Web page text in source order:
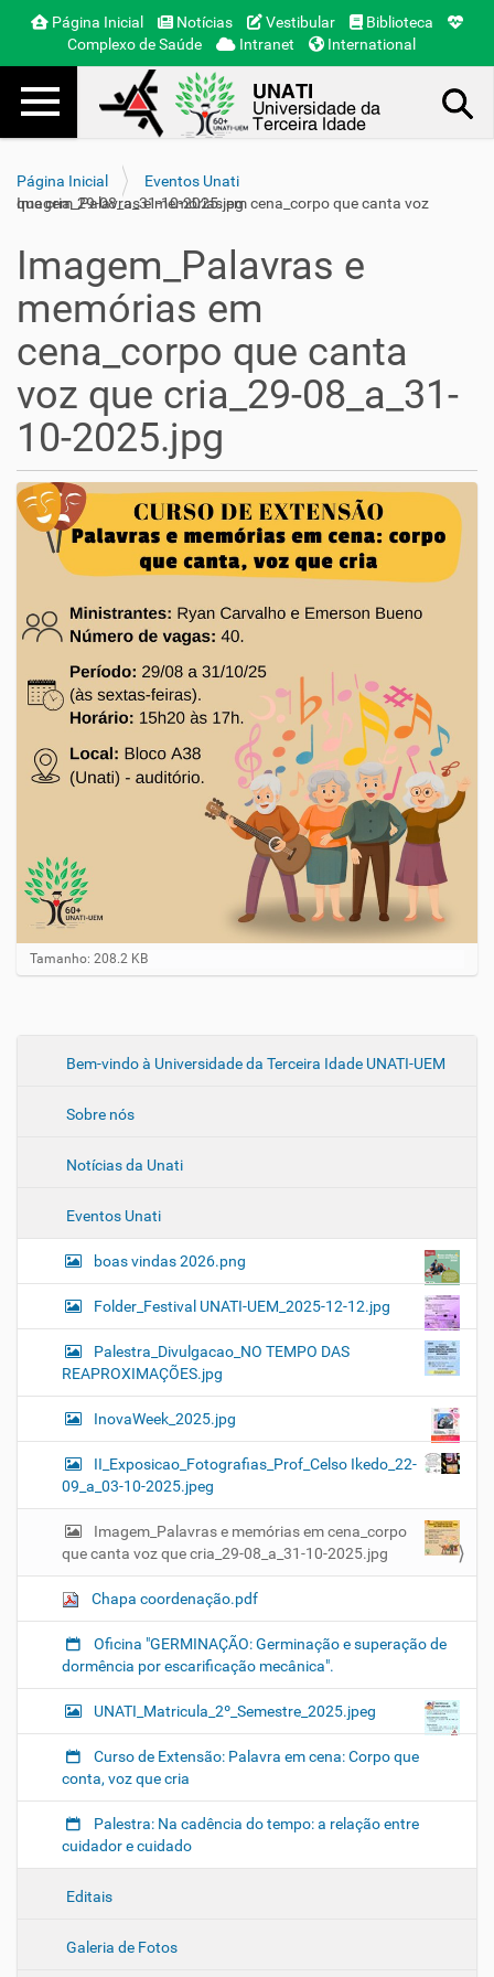
Página Inicial Notícias Vestibular
Biblioteca
Complexo de Saúde
Intranet International
Toggle navigation
Página Inicial
Eventos Unati
Imagem_Palavras e memórias em cena_corpo que canta voz que cria_29-08_a_31-10-2025.jpg
o
Bem-vindo à Universidade da Terceira Idade UNATI-UEM
Sobre nós
Notícias da Unati
Eventos Unati
boas vindas 2026.png
Folder_Festival UNATI-UEM_2025-12-12.jpg
Palestra_Divulgacao_NO TEMPO DAS
REAPROXIMAÇÕES.jpg
InovaWeek_2025.jpg
II_Exposicao_Fotografias_Prof_Celso Ikedo_22-
09_a_03-10-2025.jpeg
Imagem_Palavras e memórias em cena_corpo
que canta voz que cria_29-08_a_31-10-2025.jpg
Chapa coordenação.pdf
Oficina "GERMINAÇÃO: Germinação e superação de
dormência por escarificação mecânica".
UNATI_Matricula_2º_Semestre_2025.jpeg
Curso de Extensão: Palavra em cena: Corpo que
conta, voz que cria
Palestra: Na cadência do tempo: a relação entre
cuidador e cuidado
Editais
Galeria de Fotos
Imagem_Palavras e
memórias em
cena_corpo que canta
voz que cria_29-08_a_31-
10-2025.jpg
Clique para ver a imagem no tamanho completo…
Tamanho: 208.2 KB